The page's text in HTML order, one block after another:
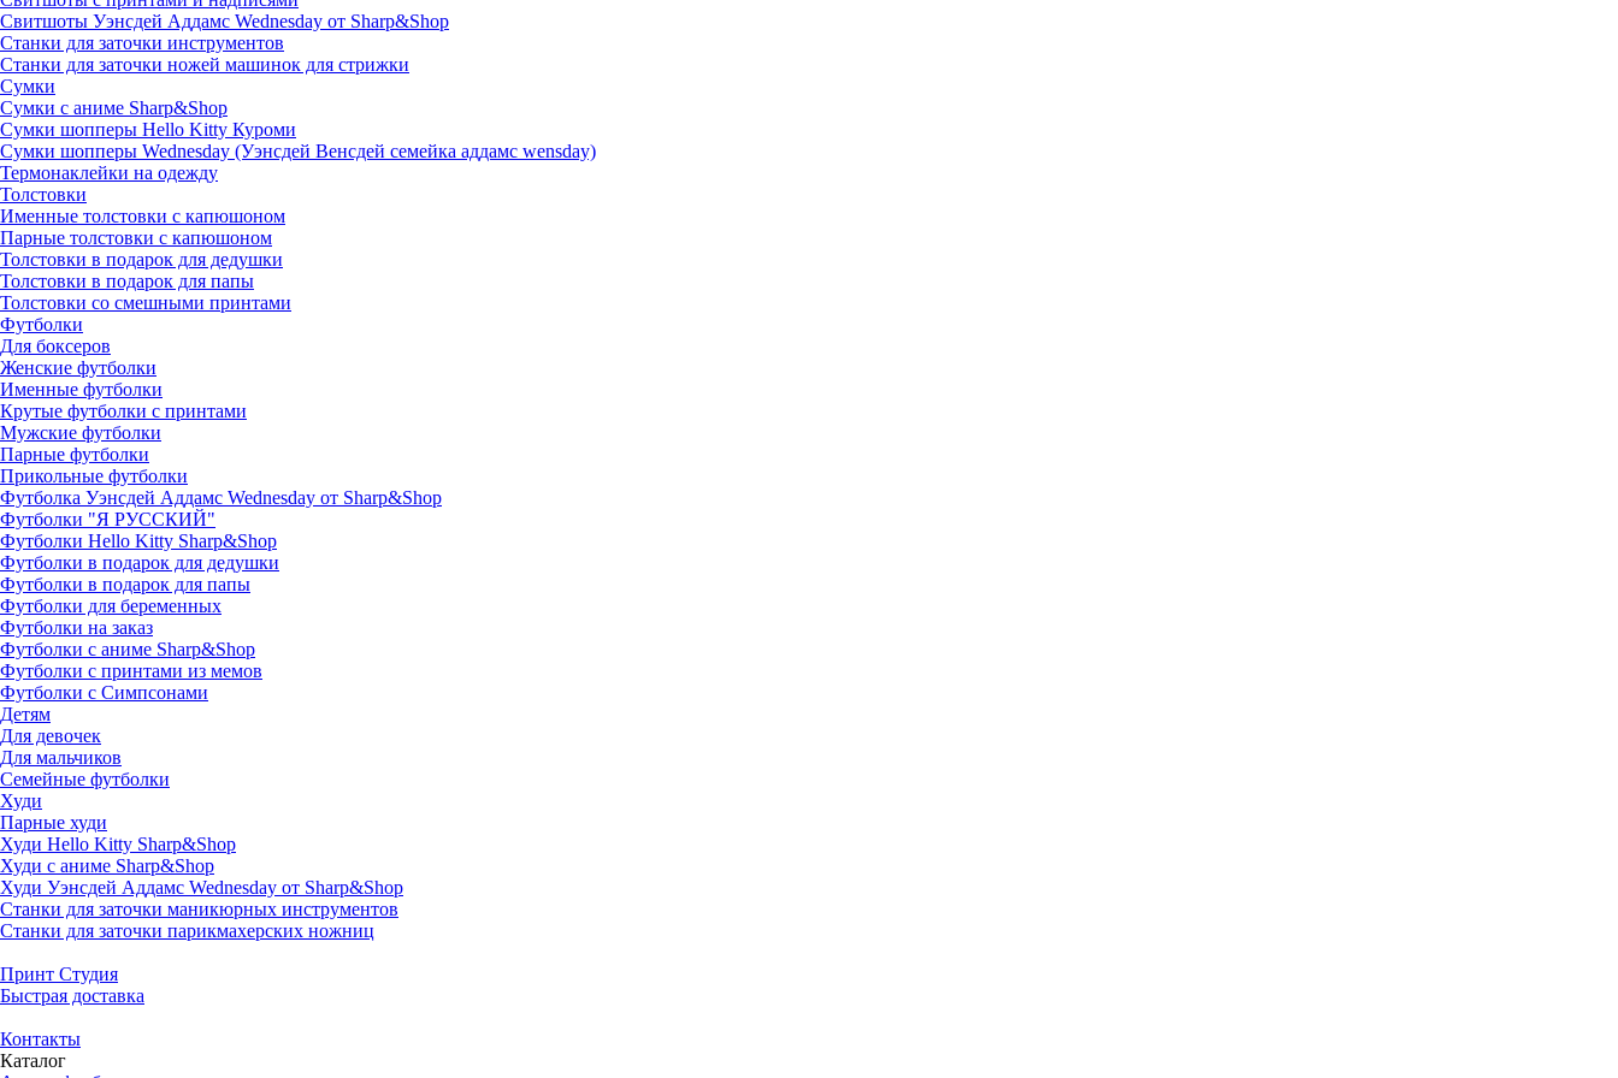
Свитшоты Уэнсдей Аддамс Wednesday от Sharp&Shop
Станки для заточки инструментов
Станки для заточки ножей машинок для стрижки
Сумки
Сумки с аниме Sharp&Shop
Сумки шопперы Hello Kitty Куроми
Сумки шопперы Wednesday (Уэнсдей Венсдей семейка аддамс wensday)
Термонаклейки на одежду
Толстовки
Именные толстовки с капюшоном
Парные толстовки с капюшоном
Толстовки в подарок для дедушки
Толстовки в подарок для папы
Толстовки со смешными принтами
Футболки
Для боксеров
Женские футболки
Именные футболки
Крутые футболки с принтами
Мужские футболки
Парные футболки
Прикольные футболки
Футболка Уэнсдей Аддамс Wednesday от Sharp&Shop
Футболки "Я РУССКИЙ"
Футболки Hello Kitty Sharp&Shop
Футболки в подарок для дедушки
Футболки в подарок для папы
Футболки для беременных
Футболки на заказ
Футболки с аниме Sharp&Shop
Футболки с принтами из мемов
Футболки с Симпсонами
Детям
Для девочек
Для мальчиков
Семейные футболки
Худи
Парные худи
Худи Hello Kitty Sharp&Shop
Худи с аниме Sharp&Shop
Худи Уэнсдей Аддамс Wednesday от Sharp&Shop
Станки для заточки маникюрных инструментов
Станки для заточки парикмахерских ножниц
Принт Студия
Быстрая доставка
Контакты
Каталог